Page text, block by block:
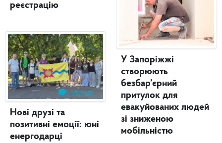
реєстрацію
Нові друзі та
позитивні емоції: юні
енергодарці
У Запоріжжі
створюють
безбар’єрний
притулок для
евакуйованих людей
зі зниженою
мобільністю